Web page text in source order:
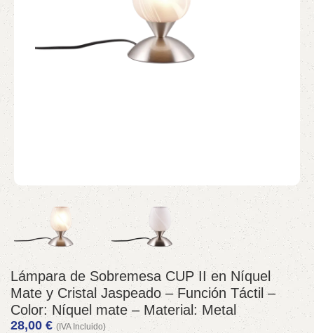
Lámpara de Sobremesa CUP II en Níquel
Mate y Cristal Jaspeado – Función Táctil –
Color: Níquel mate – Material: Metal
28,00 € (IVA Incluido)